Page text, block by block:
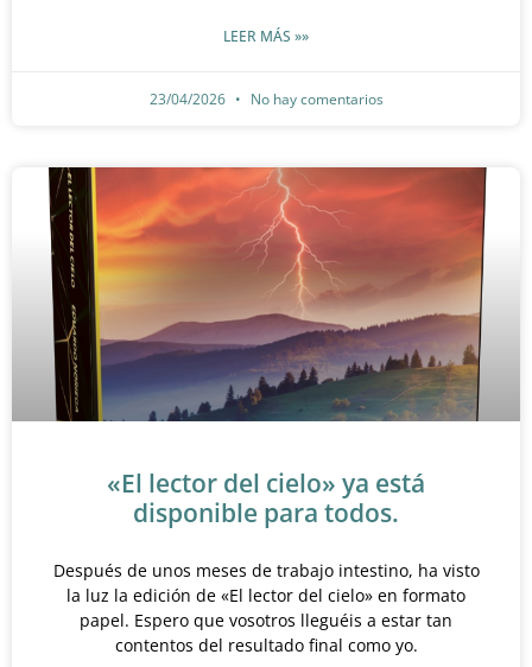
LEER MÁS »»
23/04/2026 No hay comentarios
«El lector del cielo» ya está
disponible para todos.
Después de unos meses de trabajo intestino, ha visto
la luz la edición de «El lector del cielo» en formato
papel. Espero que vosotros lleguéis a estar tan
contentos del resultado final como yo.